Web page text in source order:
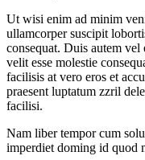
Ut wisi enim ad minim
ullamcorper suscipit
consequat. Duis autem
velit esse molestie
facilisis at vero eros et
praesent luptatum zzril
facilisi.
Nam liber tempor cum
imperdiet doming id quod